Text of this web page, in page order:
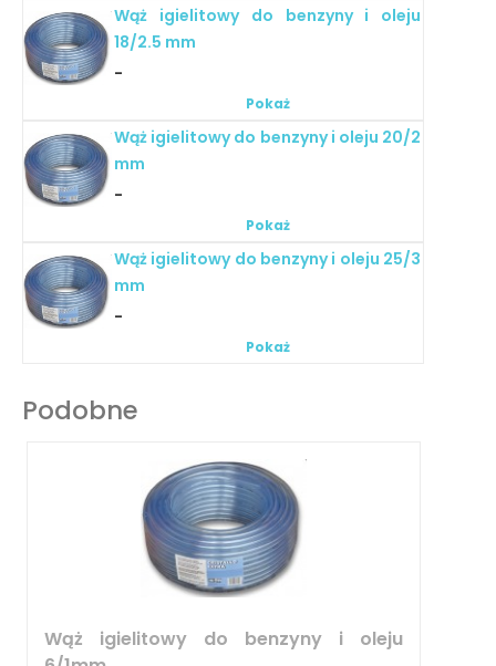
Wąż igielitowy do benzyny i oleju
18/2.5 mm
-
Pokaż
Wąż igielitowy do benzyny i oleju 20/2
mm
-
Pokaż
Wąż igielitowy do benzyny i oleju 25/3
mm
-
Pokaż
Podobne
Wąż igielitowy do benzyny i oleju